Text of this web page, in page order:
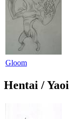
Gloom
Hentai / Yaoi